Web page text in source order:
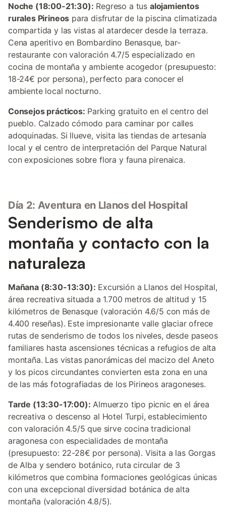
Noche (18:00-21:30): Regreso a tus alojamientos
rurales Pirineos para disfrutar de la piscina climatizada
compartida y las vistas al atardecer desde la terraza.
Cena aperitivo en Bombardino Benasque, bar-
restaurante con valoración 4.7/5 especializado en
cocina de montaña y ambiente acogedor (presupuesto:
18-24€ por persona), perfecto para conocer el
ambiente local nocturno.
Consejos prácticos: Parking gratuito en el centro del
pueblo. Calzado cómodo para caminar por calles
adoquinadas. Si llueve, visita las tiendas de artesanía
local y el centro de interpretación del Parque Natural
con exposiciones sobre flora y fauna pirenaica.
Día 2: Aventura en Llanos del Hospital
Senderismo de alta
montaña y contacto con la
naturaleza
Mañana (8:30-13:30): Excursión a Llanos del Hospital,
área recreativa situada a 1.700 metros de altitud y 15
kilómetros de Benasque (valoración 4.6/5 con más de
4.400 reseñas). Este impresionante valle glaciar ofrece
rutas de senderismo de todos los niveles, desde paseos
familiares hasta ascensiones técnicas a refugios de alta
montaña. Las vistas panorámicas del macizo del Aneto
y los picos circundantes convierten esta zona en una
de las más fotografiadas de los Pirineos aragoneses.
Tarde (13:30-17:00): Almuerzo tipo picnic en el área
recreativa o descenso al Hotel Turpi, establecimiento
con valoración 4.5/5 que sirve cocina tradicional
aragonesa con especialidades de montaña
(presupuesto: 22-28€ por persona). Visita a las Gorgas
de Alba y sendero botánico, ruta circular de 3
kilómetros que combina formaciones geológicas únicas
con una excepcional diversidad botánica de alta
montaña (valoración 4.8/5).